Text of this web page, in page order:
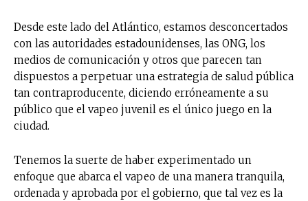
Desde este lado del Atlántico, estamos desconcertados
con las autoridades estadounidenses, las ONG, los
medios de comunicación y otros que parecen tan
dispuestos a perpetuar una estrategia de salud pública
tan contraproducente, diciendo erróneamente a su
público que el vapeo juvenil es el único juego en la
ciudad.
Tenemos la suerte de haber experimentado un
enfoque que abarca el vapeo de una manera tranquila,
ordenada y aprobada por el gobierno, que tal vez es la